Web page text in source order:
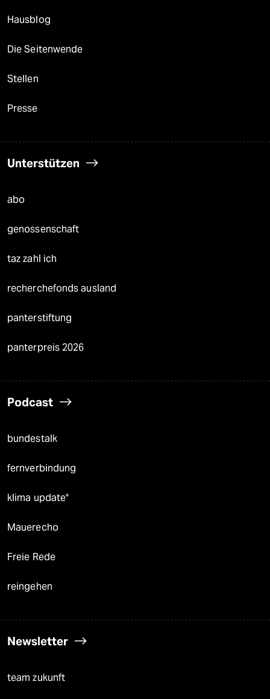
Hausblog
Die Seitenwende
Stellen
Presse
Unterstützen
abo
genossenschaft
taz zahl ich
recherchefonds ausland
panterstiftung
panterpreis 2026
Podcast
bundestalk
fernverbindung
klima update°
Mauerecho
Freie Rede
reingehen
Newsletter
team zukunft